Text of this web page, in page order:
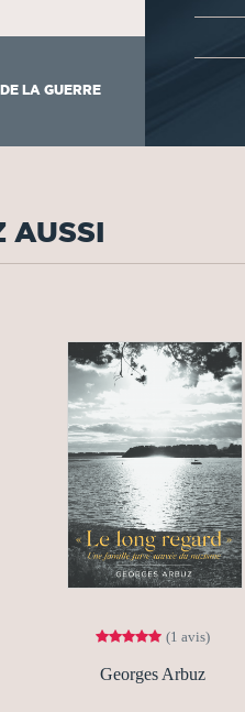
LA GUERRE
AUSSI
(1 avis)
Georges Arbuz